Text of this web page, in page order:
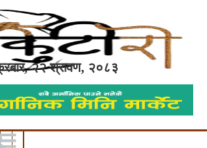
२२ श्रावण, २०८३